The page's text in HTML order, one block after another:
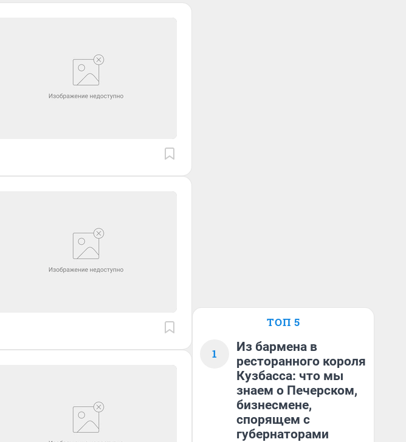
ТОП 5
1
Из бармена в
ресторанного короля
Кузбасса: что мы
знаем о Печерском,
бизнесмене,
спорящем с
губернаторами